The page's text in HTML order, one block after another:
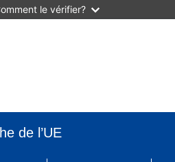
le vérifier?
de l’UE